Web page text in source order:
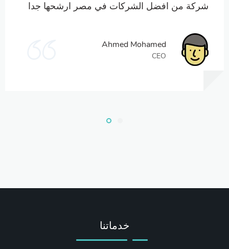
شركة من افضل الشركات في مصر ارشحها جدا
Ahmed Mohamed
CEO
خدماتنا